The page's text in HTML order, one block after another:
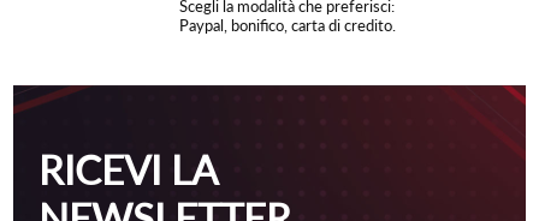
Scegli la modalità che preferisci:
Paypal, bonifico, carta di credito.
RICEVI LA